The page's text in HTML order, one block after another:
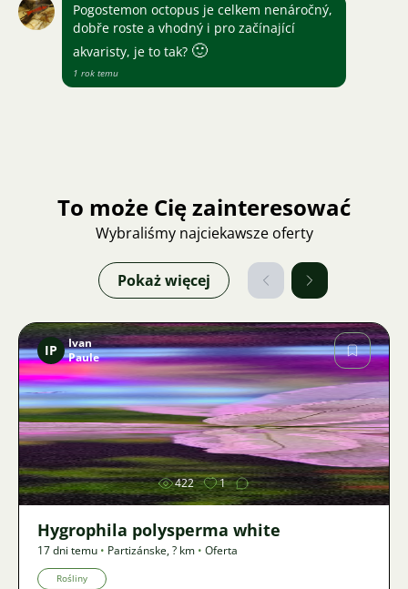
Pogostemon octopus je celkem nenáročný,
dobře roste a vhodný i pro začínající
akvaristy, je to tak? 🙂
1 rok temu
To może Cię zainteresować
Wybraliśmy najciekawsze oferty
Pokaż więcej
Zdjęcie
IP
Ivan
Paule
422 1
Hygrophila polysperma white
17 dni temu • Partizánske,? km • Oferta
Rośliny